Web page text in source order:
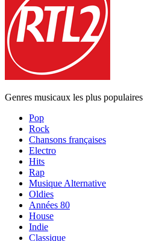
Genres musicaux les plus populaires
Pop
Rock
Chansons françaises
Electro
Hits
Rap
Musique Alternative
Oldies
Années 80
House
Indie
Classique